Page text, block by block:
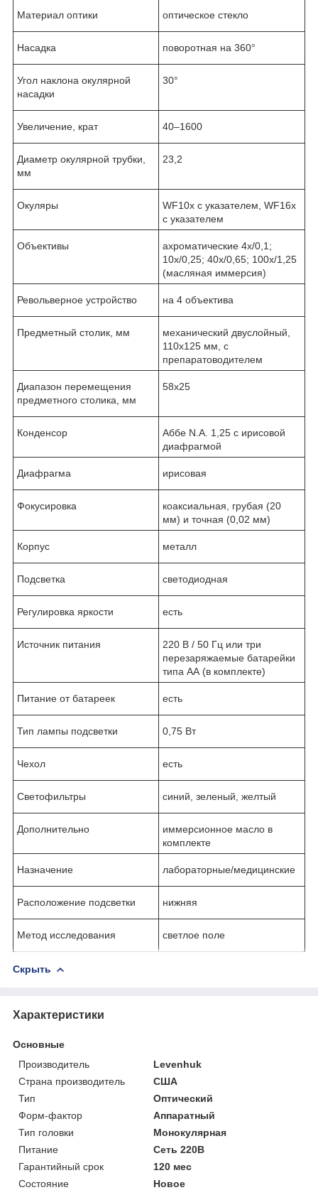
Материал оптики оптическое стекло
Насадка поворотная на 360°
Угол наклона окулярной
насадки
30°
Увеличение, крат 40–1600
Диаметр окулярной трубки,
мм
23,2
Окуляры
WF10x с указателем, WF16x
с указателем
Объективы
ахроматические 4х/0,1;
10х/0,25; 40х/0,65; 100х/1,25
(масляная иммерсия)
Револьверное устройство на 4 объектива
Предметный столик, мм
механический двуслойный,
110х125 мм, с
препаратоводителем
Диапазон перемещения
предметного столика, мм
58x25
Конденсор
Аббе N.A. 1,25 с ирисовой
диафрагмой
Диафрагма ирисовая
Фокусировка
коаксиальная, грубая (20
мм) и точная (0,02 мм)
Корпус металл
Подсветка светодиодная
Регулировка яркости есть
Источник питания
220 В / 50 Гц или три
перезаряжаемые батарейки
типа АА (в комплекте)
Питание от батареек есть
Тип лампы подсветки 0,75 Вт
Чехол есть
Светофильтры синий, зеленый, желтый
Дополнительно
иммерсионное масло в
комплекте
Назначение лабораторные/медицинские
Расположение подсветки нижняя
Метод исследования светлое поле
Скрыть
Характеристики
Основные
Производитель
Levenhuk
Страна производитель
США
Тип
Оптический
Форм-фактор
Аппаратный
Тип головки
Монокулярная
Питание
Сеть 220В
Гарантийный срок
120 мес
Состояние
Новое